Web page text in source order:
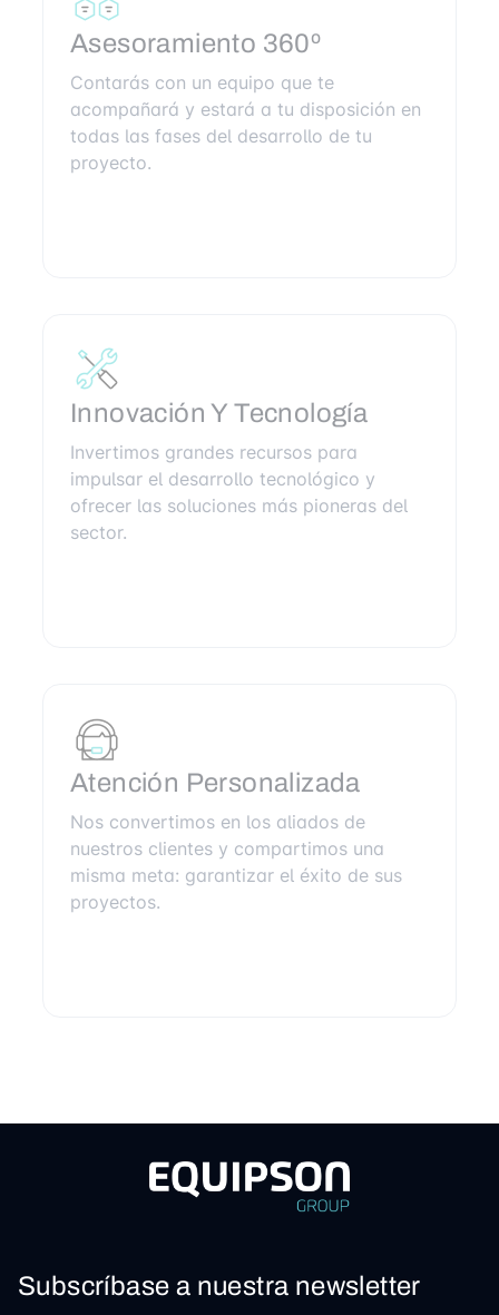
Asesoramiento 360º
Contarás con un equipo que te
acompañará y estará a tu disposición en
todas las fases del desarrollo de tu
proyecto.
Innovación Y Tecnología
Invertimos grandes recursos para
impulsar el desarrollo tecnológico y
ofrecer las soluciones más pioneras del
sector.
Atención Personalizada
Nos convertimos en los aliados de
nuestros clientes y compartimos una
misma meta: garantizar el éxito de sus
proyectos.
Subscríbase a nuestra newsletter